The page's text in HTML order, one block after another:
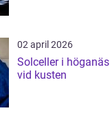
02 april 2026
Solceller i höganäs smart energi
vid kusten